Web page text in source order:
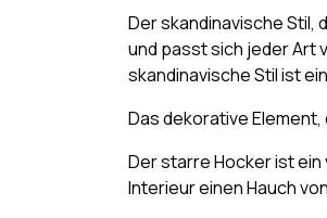
Der skandinavische Stil,
und passt sich jeder Art
skandinavische Stil ist
Das dekorative
Der starre Hocker ist
Interieur einen Hauch